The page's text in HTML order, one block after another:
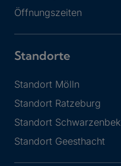
Öffnungszeiten
Standorte
Standort Mölln
Standort Ratzeburg
Standort Schwarzenbek
Standort Geesthacht